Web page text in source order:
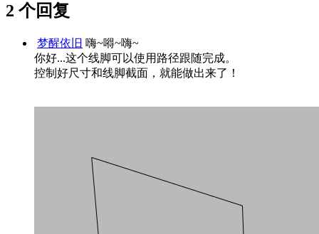
2 个回复
梦醒依旧 嗨~嘚~嗨~
你好...这个线脚可以使用路径跟随完成。
控制好尺寸和线脚截面，就能做出来了！